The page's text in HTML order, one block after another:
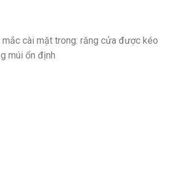
cài mặt trong: răng cửa được kéo
múi ổn định